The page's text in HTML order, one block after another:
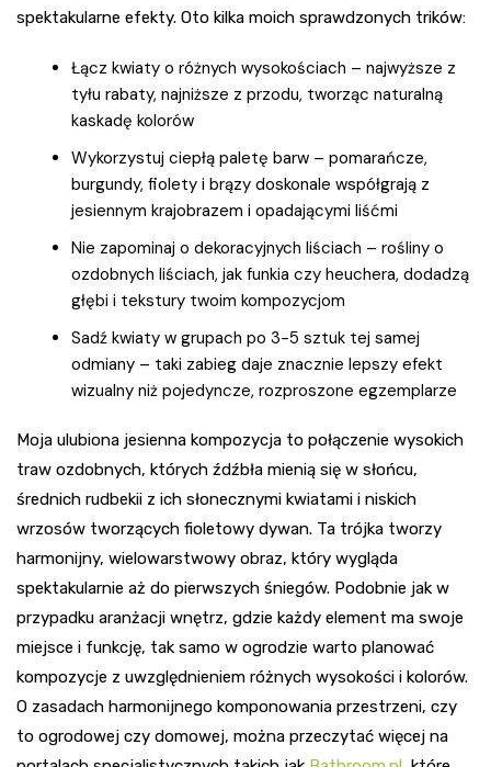
spektakularne efekty. Oto kilka moich sprawdzonych trików:
Łącz kwiaty o różnych wysokościach – najwyższe z
tyłu rabaty, najniższe z przodu, tworząc naturalną
kaskadę kolorów
Wykorzystuj ciepłą paletę barw – pomarańcze,
burgundy, fiolety i brązy doskonale współgrają z
jesiennym krajobrazem i opadającymi liśćmi
Nie zapominaj o dekoracyjnych liściach – rośliny o
ozdobnych liściach, jak funkia czy heuchera, dodadzą
głębi i tekstury twoim kompozycjom
Sadź kwiaty w grupach po 3-5 sztuk tej samej
odmiany – taki zabieg daje znacznie lepszy efekt
wizualny niż pojedyncze, rozproszone egzemplarze
Moja ulubiona jesienna kompozycja to połączenie wysokich
traw ozdobnych, których źdźbła mienią się w słońcu,
średnich rudbekii z ich słonecznymi kwiatami i niskich
wrzosów tworzących fioletowy dywan. Ta trójka tworzy
harmonijny, wielowarstwowy obraz, który wygląda
spektakularnie aż do pierwszych śniegów. Podobnie jak w
przypadku aranżacji wnętrz, gdzie każdy element ma swoje
miejsce i funkcję, tak samo w ogrodzie warto planować
kompozycje z uwzględnieniem różnych wysokości i kolorów.
O zasadach harmonijnego komponowania przestrzeni, czy
to ogrodowej czy domowej, można przeczytać więcej na